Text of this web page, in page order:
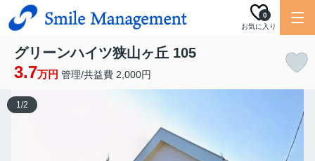
お気に入り
0
グリーンハイツ狭山ヶ丘 105
3.7万円 管理/共益費 2,000円
1/2